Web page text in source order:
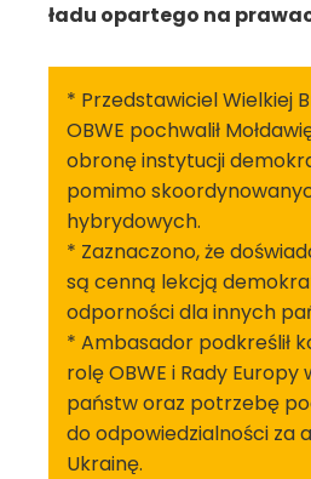
ładu opartego na
* Przedstawiciel Wielkiej
OBWE pochwalił
obronę instytucji
pomimo
hybrydowych.
* Zaznaczono, że
są cenną lekcją
odporności dla innych
* Ambasador podkreślił
rolę OBWE i Rady Europy
państw oraz potrzebę
do odpowiedzialności za
Ukrainę.